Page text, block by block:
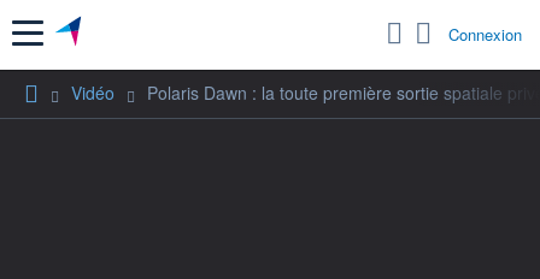
Menu Connexion
Vidéo Polaris Dawn : la toute première sortie spatiale